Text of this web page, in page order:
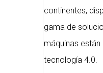
continentes,
gama de
máquinas
tecnología 4.0.